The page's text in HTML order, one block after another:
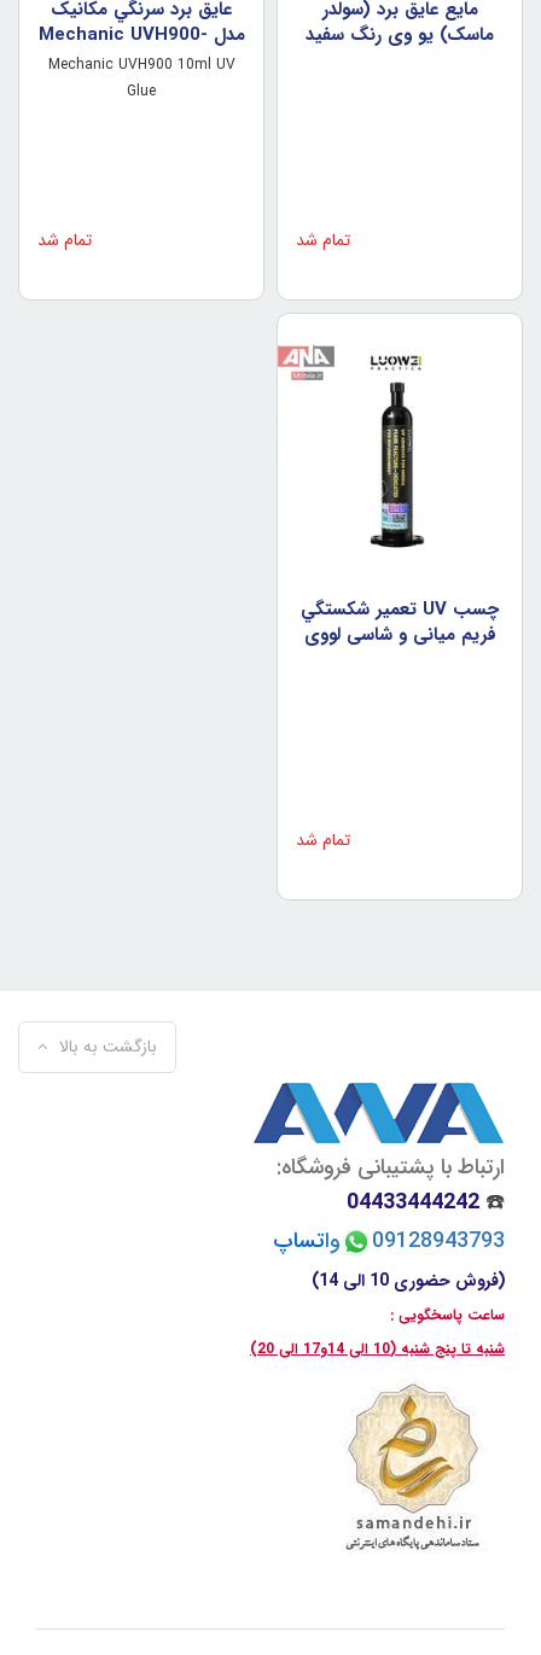
مايع عايق برد (سولدر
ماسک) يو وي رنگ سفيد
تمام شد
عايق برد سرنگي مکانيک
مدل Mechanic UVH900-
LY (رنگ سبز)
Mechanic UVH900 10ml UV
Glue
تمام شد
چسب UV تعمير شکستگي
فريم مياني و شاسي لووي
تمام شد
بازگشت به بالا
ارتباط با پشتیبانی فروشگاه:
☎️
04433444242
09128943793
واتساپ
(فروش حضوری 10 الی 14)
ساعت پاسخگویی :
شنبه تا پنج شنبه (10 الی 14و17 الی 20)